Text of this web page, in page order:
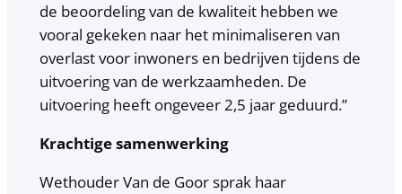
de beoordeling van de kwaliteit hebben we
vooral gekeken naar het minimaliseren van
overlast voor inwoners en bedrijven tijdens de
uitvoering van de werkzaamheden. De
uitvoering heeft ongeveer 2,5 jaar geduurd.”
Krachtige samenwerking
Wethouder Van de Goor sprak haar